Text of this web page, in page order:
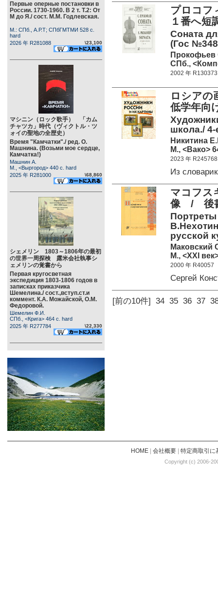
Первые оперные постановки в
России. 1730-1960. В 2 т. Т.2: От
М до Я./ сост. М.М. Годлевская.
М.: СПб., А.Р.Т; СПбГМТМИ 528 c.
hard
2026 年 R281088
\23,100
マシニン（ロック歌手） 「カム
チャツカ」時代（ヴィクトル・ツ
ォイの聖地の全歴史）
Время "Камчатки"./ ред. О.
Машнина. (Возьми мое сердце,
Камчатка!)
Машнин А.
М., <Выргород> 440 c. hard
2025 年 R281000
\68,860
シェメリン 1803～1806年の最初
の世界一周探検 露米会社執事シ
ェメリンの覚書から
Первая кругосветная
экспедиция 1803-1806 годов в
записках приказчика
Шемелина./ сост.,вступ.ст.и
коммент. К.А. Можайской, О.М.
Федоровой.
Шемелин Ф.И.
СПб., <Крига> 464 c. hard
2025 年 R277784
\22,330
プロコ
１番へ
Соната
(Гос
Прокофьев
СПб.,
2002 年 R130373
ロシアの
低学年向
школа./
Никитина
М., <Вако>
2023 年 R245768
Из
マコフス
像 / 後書
русской
Маковский
М., <XXI
2000 年 R40057
Сергей
[前の10件] 34 35 36 37
HOME| 会社概要| 特定商取引に
Copyright (c) 2006-